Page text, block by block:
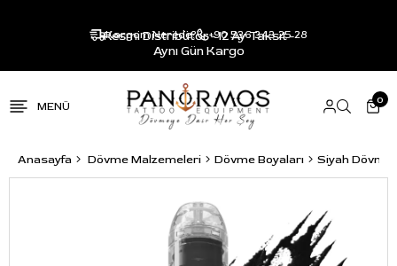
Resmi Distribütör - 12 Ay Taksit -
Aynı Gün Kargo
Kargom Nerede? +90 536 343 25 28
0
Anasayfa Dövme Malzemeleri Dövme Boyaları Siyah Dövme